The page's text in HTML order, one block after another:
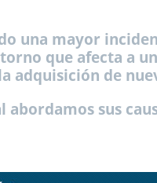
una mayor
que afecta a
adquisición de
abordamos sus